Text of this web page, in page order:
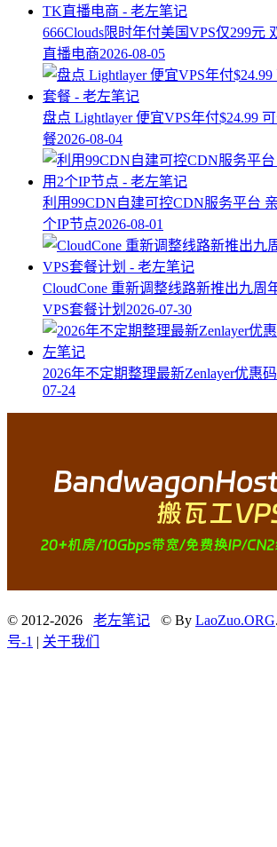
666Clouds限时年付美国VPS仅299元
直播电商2026-08-05
盘点 Lightlayer 便宜VPS年付$24.99
餐2026-08-04
利用99CDN自建可控CDN服务平台
个IP节点2026-08-01
CloudCone 重新调整线路新推出九周
VPS套餐计划 2026-07-30
2026年不定期整理最新Zenlayer优惠
07-24
© 2012-2026 老左笔记 © By LaoZuo.ORG.
号-1 | 关于我们